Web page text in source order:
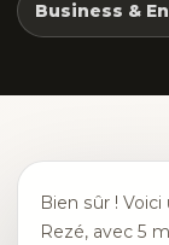
Business &
Bien sûr !
Rezé, avec 5